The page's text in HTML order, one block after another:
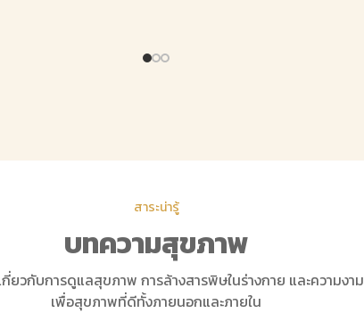
สาระน่ารู้
บทความสุขภาพ
ยวกับการดูแลสุขภาพ การล้างสารพิษในร่างกาย และความงาม
เพื่อสุขภาพที่ดีทั้งภายนอกและภายใน